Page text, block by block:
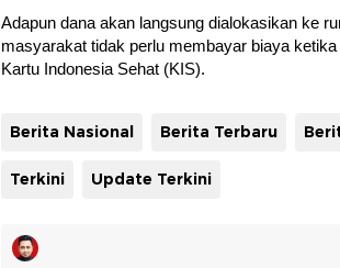
Adapun dana akan langsung dialokasikan ke
masyarakat tidak perlu membayar biaya
Kartu Indonesia Sehat (KIS).
Berita Nasional Berita Terbaru
Terkini Update Terkini